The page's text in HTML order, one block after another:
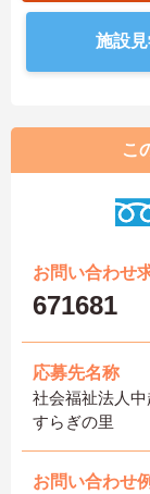
施設
こ
お問い合わせ
671681
応募先名称
社会福祉法人
すらぎの里
お問い合わせ例